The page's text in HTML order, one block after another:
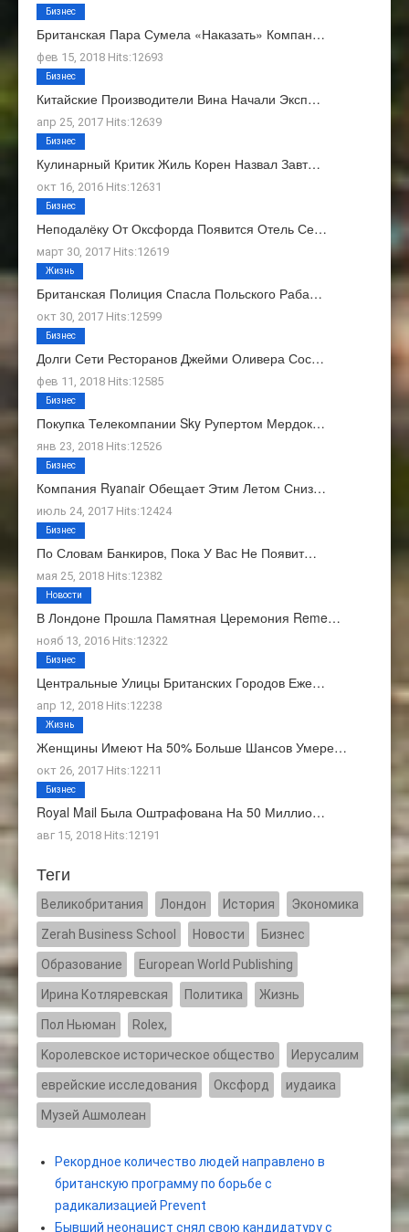
Британская Пара Сумела «наказать» Компан…
фев 15, 2018 Hits:12693
Бизнес
Китайские Производители Вина Начали Эксп…
апр 25, 2017 Hits:12639
Бизнес
Кулинарный Критик Жиль Корен Назвал Завт…
окт 16, 2016 Hits:12631
Бизнес
Неподалёку От Оксфорда Появится Отель Се…
март 30, 2017 Hits:12619
Бизнес
Британская Полиция Спасла Польского Раба…
окт 30, 2017 Hits:12599
Жизнь
Долги Сети Ресторанов Джейми Оливера Сос…
фев 11, 2018 Hits:12585
Бизнес
Покупка Телекомпании Sky Рупертом Мердок…
янв 23, 2018 Hits:12526
Бизнес
Компания Ryanair Обещает Этим Летом Сниз…
июль 24, 2017 Hits:12424
Бизнес
По Словам Банкиров, Пока У Вас Не Появит…
мая 25, 2018 Hits:12382
Бизнес
В Лондоне Прошла Памятная Церемония Reme…
нояб 13, 2016 Hits:12322
Новости
Центральные Улицы Британских Городов Еже…
апр 12, 2018 Hits:12238
Бизнес
Женщины Имеют На 50% Больше Шансов Умере…
окт 26, 2017 Hits:12211
Жизнь
Royal Mail Была Оштрафована На 50 Миллио…
авг 15, 2018 Hits:12191
Бизнес
Теги
Великобритания Лондон История Экономика
Zerah Business School Новости Бизнес
Образование European World Publishing
Ирина Котляревская Политика Жизнь
Пол Ньюман Rolex,
Kоролевское историческое общество Иерусалим
еврейские исследования Оксфорд иудаика
Музей Ашмолеан
Рекордное количество людей направлено в
британскую программу по борьбе с
радикализацией Prevent
Бывший неонацист снял свою кандидатуру с